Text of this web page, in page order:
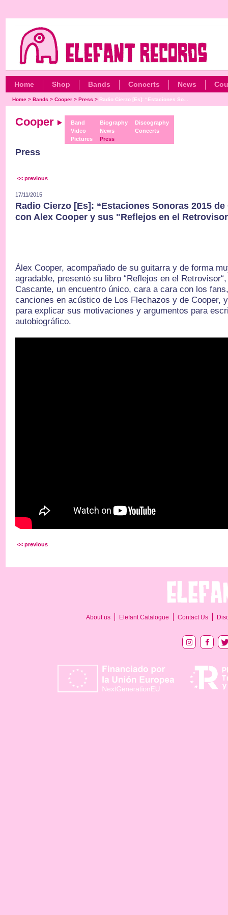
Home Shop Bands Concerts News
Home> Bands > Cooper> Press > Radio Cierzo [Es]: “Estaciones So...
Cooper
Band
Video
Pictures
Biography
News
Press
Discography
Concerts
Press
<< previous
17/11/2015
Radio Cierzo [Es]: “Estaciones Sonoras 2015
con Alex Cooper y sus "Reflejos en el
Álex Cooper, acompañado de su guitarra y de forma
agradable, presentó su libro “Reflejos en el
Cascante, un encuentro único, cara a cara con los
canciones en acústico de Los Flechazos y de Cooper,
para explicar sus motivaciones y argumentos para
autobiográfico.
<< previous
About us Elefant Catalogue Contact Us